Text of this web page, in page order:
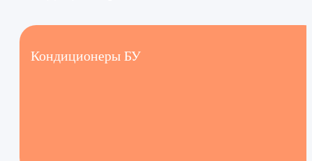
Кондиционеры БУ